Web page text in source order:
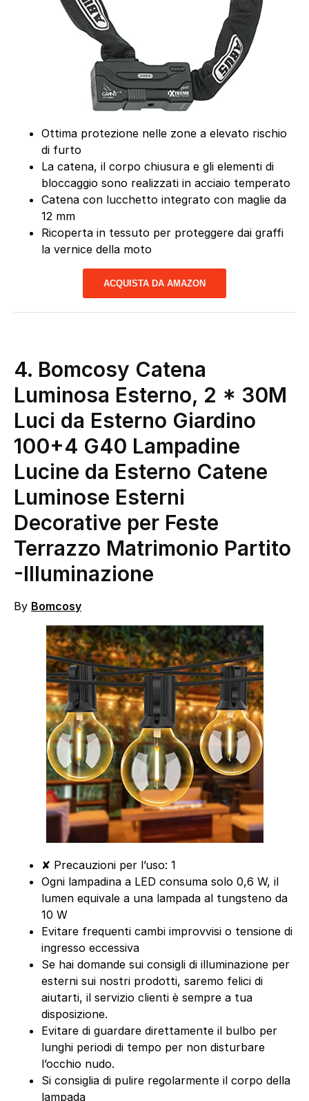
Ottima protezione nelle zone a elevato rischio
di furto
La catena, il corpo chiusura e gli elementi di
bloccaggio sono realizzati in acciaio temperato
Catena con lucchetto integrato con maglie da
12 mm
Ricoperta in tessuto per proteggere dai graffi
la vernice della moto
ACQUISTA DA AMAZON
4. Bomcosy Catena
Luminosa Esterno, 2 * 30M
Luci da Esterno Giardino
100+4 G40 Lampadine
Lucine da Esterno Catene
Luminose Esterni
Decorative per Feste
Terrazzo Matrimonio Partito
-Illuminazione
By Bomcosy
✘ Precauzioni per l’uso: 1
Ogni lampadina a LED consuma solo 0,6 W, il
lumen equivale a una lampada al tungsteno da
10 W
Evitare frequenti cambi improvvisi o tensione di
ingresso eccessiva
Se hai domande sui consigli di illuminazione per
esterni sui nostri prodotti, saremo felici di
aiutarti, il servizio clienti è sempre a tua
disposizione.
Evitare di guardare direttamente il bulbo per
lunghi periodi di tempo per non disturbare
l’occhio nudo.
Si consiglia di pulire regolarmente il corpo della
lampada